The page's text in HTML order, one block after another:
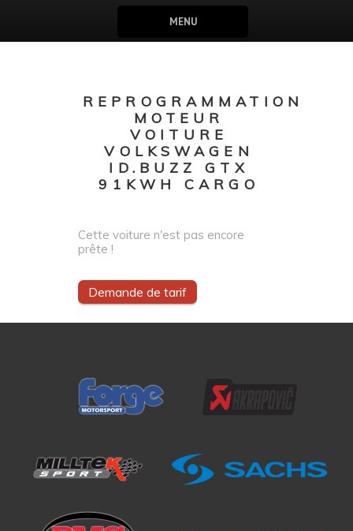
MENU
REPROGRAMMATION
MOTEUR
VOITURE
VOLKSWAGEN
ID.BUZZ GTX
91KWH CARGO
Cette voiture n'est pas encore
prête !
Demande de tarif